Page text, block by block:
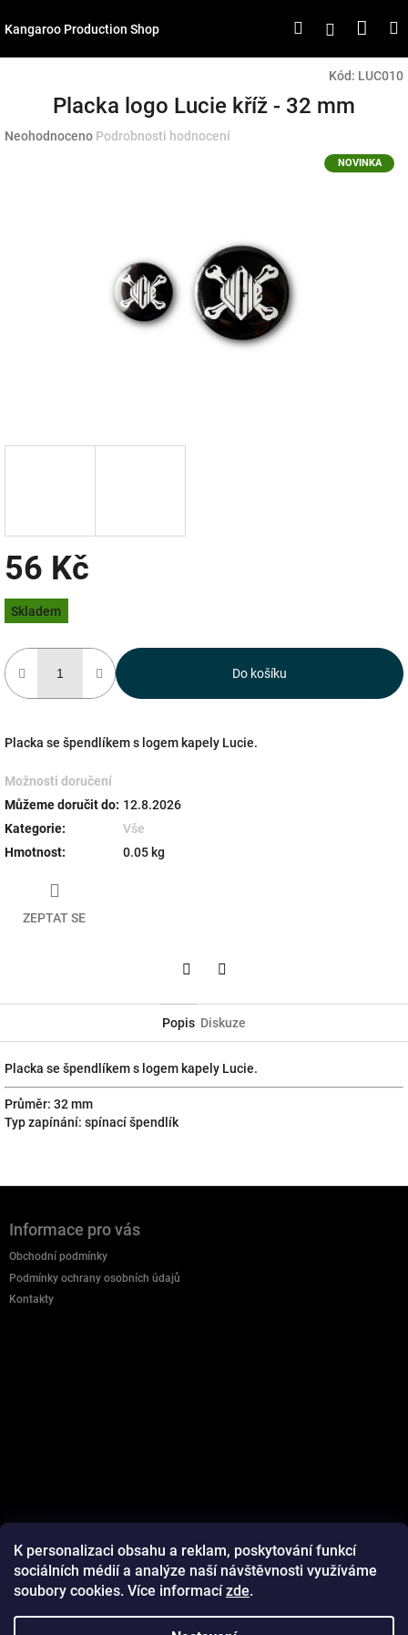
K personalizaci obsahu a reklam, poskytování funkcí
sociálních médií a analýze naší návštěvnosti využíváme
soubory cookies. Více informacízde.
naKangaroo Production Shop HledatPřihlášení
Kód: LUC010
Placka logo Lucie kříž - 32 mm
Průměrné
Neohodnoceno Podrobnosti hodnocení
NOVINKA
56 Kč
Měrná
cena:
Skladem
Do košíku
Placka se špendlíkem s logem kapely Lucie.
Možnosti doručení
Můžeme doručit do: 12.8.2026
Kategorie:
Vše
Hmotnost: 0.05 kg
ZEPTAT SE
Popis Diskuze
Placka se špendlíkem s logem kapely Lucie.
Průměr: 32 mm
Typ zapínání: spínací špendlík
Informace pro vás
Obchodní podmínky
Podmínky ochrany osobních údajů
Kontakty